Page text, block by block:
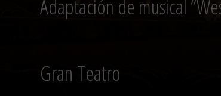
Adaptación de musical
Gran Teatro